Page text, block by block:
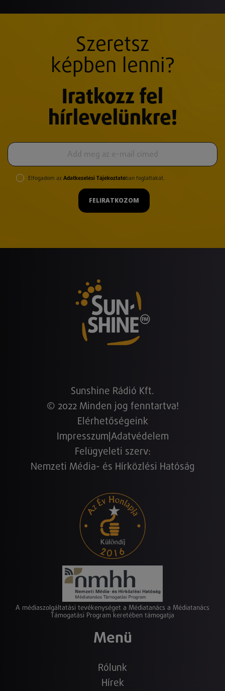
Szeretsz
képben lenni?
Iratkozz fel
hírlevelünkre!
Elfogadom az Adatkezelési Tájékoztatóban foglaltakat.
FELIRATKOZOM
Sunshine Rádió Kft.
© 2022 Minden jog fenntartva!
Elérhetőségeink
Impresszum Adatvédelem
Felügyeleti szerv:
Nemzeti Média- és Hírközlési Hatóság
A médiaszolgáltatási tevékenységet a Médiatanács a Médiatanács
Támogatási Program keretében támogatja
Menü
Rólunk
Hírek